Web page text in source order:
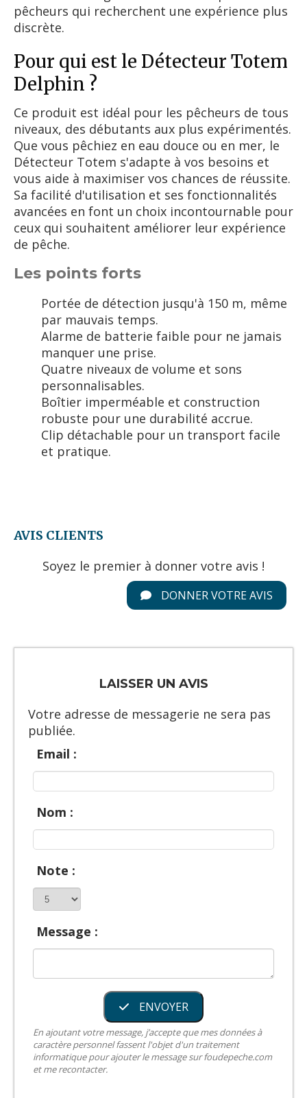
pêcheurs qui recherchent une expérience plus
discrète.
Pour qui est le Détecteur Totem
Delphin ?
Ce produit est idéal pour les pêcheurs de tous
niveaux, des débutants aux plus expérimentés.
Que vous pêchiez en eau douce ou en mer, le
Détecteur Totem s'adapte à vos besoins et
vous aide à maximiser vos chances de réussite.
Sa facilité d'utilisation et ses fonctionnalités
avancées en font un choix incontournable pour
ceux qui souhaitent améliorer leur expérience
de pêche.
Les points forts
Portée de détection jusqu'à 150 m, même
par mauvais temps.
Alarme de batterie faible pour ne jamais
manquer une prise.
Quatre niveaux de volume et sons
personnalisables.
Boîtier imperméable et construction
robuste pour une durabilité accrue.
Clip détachable pour un transport facile
et pratique.
AVIS CLIENTS
Soyez le premier à donner votre avis !
DONNER VOTRE AVIS
LAISSER UN AVIS
Votre adresse de messagerie ne sera pas
publiée.
Email :
Nom :
Note :
Message :
ENVOYER
En ajoutant votre message, j’accepte que mes données à
caractère personnel fassent l'objet d'un traitement
informatique pour ajouter le message sur foudepeche.com
et me recontacter.